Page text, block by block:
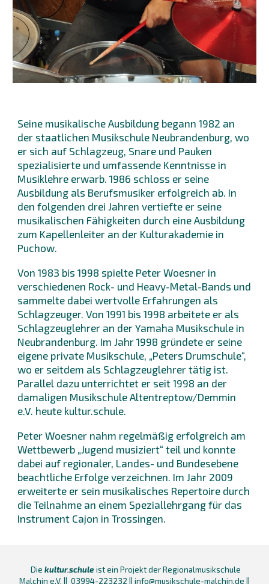
Seine musikalische Ausbildung begann 1982 an
der staatlichen Musikschule Neubrandenburg, wo
er sich auf Schlagzeug, Snare und Pauken
spezialisierte und umfassende Kenntnisse in
Musiklehre erwarb. 1986 schloss er seine
Ausbildung als Berufsmusiker erfolgreich ab. In
den folgenden drei Jahren vertiefte er seine
musikalischen Fähigkeiten durch eine Ausbildung
zum Kapellenleiter an der Kulturakademie in
Puchow.
Von 1983 bis 1998 spielte Peter Woesner in
verschiedenen Rock- und Heavy-Metal-Bands und
sammelte dabei wertvolle Erfahrungen als
Schlagzeuger. Von 1991 bis 1998 arbeitete er als
Schlagzeuglehrer an der Yamaha Musikschule in
Neubrandenburg. Im Jahr 1998 gründete er seine
eigene private Musikschule, „Peters Drumschule“,
wo er seitdem als Schlagzeuglehrer tätig ist.
Parallel dazu unterrichtet er seit 1998 an der
damaligen Musikschule Altentreptow/Demmin
e.V. heute kultur.schule.
Peter Woesner nahm regelmäßig erfolgreich am
Wettbewerb „Jugend musiziert“ teil und konnte
dabei auf regionaler, Landes- und Bundesebene
beachtliche Erfolge verzeichnen. Im Jahr 2009
erweiterte er sein musikalisches Repertoire durch
die Teilnahme an einem Speziallehrgang für das
Instrument Cajon in Trossingen.
Die kultur.schuleist ein Projekt der Regionalmusikschule
Malchin e.V. || 03994-223232 || info@musikschule-malchin.de ||